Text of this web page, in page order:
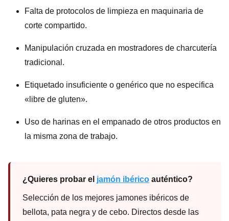
Falta de protocolos de limpieza en maquinaria de
corte compartido.
Manipulación cruzada en mostradores de charcutería
tradicional.
Etiquetado insuficiente o genérico que no especifica
«libre de gluten».
Uso de harinas en el empanado de otros productos en
la misma zona de trabajo.
¿Quieres probar el jamón ibérico auténtico?
Selección de los mejores jamones ibéricos de
bellota, pata negra y de cebo. Directos desde las